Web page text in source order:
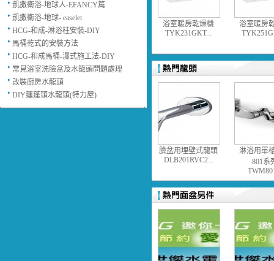
凱撒衛浴-地球人-EFANCY篇
凱撒衛浴-地球- easelet
HCG-和成-淋浴柱安裝-DIY
馬桶乾式的安裝方法
HCG-和成馬桶-濕式施工法-DIY
常見浴室洗臉盆及水籠頭問題處理
改裝廚房水龍頭
DIY蓮蓬頭水龍頭(特力屋)
浴室暖房乾燥機
TYK231GKT...
浴室暖房
臉盆用埋壁式龍頭
DLB201RVC2...
淋浴用單
801系